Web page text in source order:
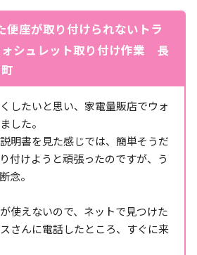
便座が取り付けられないトラ
シュレット取り付け作業 長
したいと思い、家電量販店でウォ
した。
明書を見た感じでは、簡単そうだ
付けようと頑張ったのですが、う
念。
使えないので、ネットで見つけた
さんに電話したところ、すぐに来